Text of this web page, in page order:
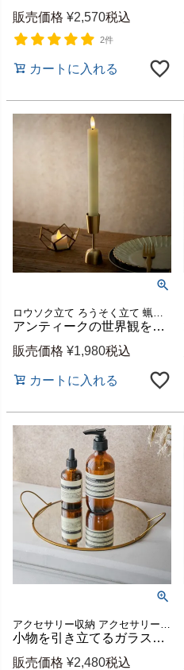
販売価格 ¥2,570税込
2件
カートに入れる
アンティークの世界観をテーブルに作る真鍮のキャンドルホルダー 約直径3.7×高さ10.7cm インド製 [34603]
販売価格 ¥1,980税込
カートに入れる
小物を引き立てるガラスと真鍮のミラートレー 約W22×D22×H4cm [67125]
販売価格 ¥2,480税込